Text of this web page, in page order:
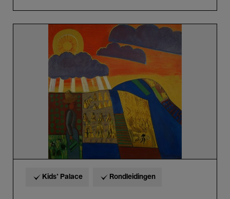
Ontdekkingstocht
Kids’ Palace Rondleidingen